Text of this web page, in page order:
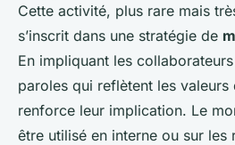
Cette activité, plus rare mais
s’inscrit dans une stratégie de
En impliquant les
paroles qui reflètent les valeurs
renforce leur implication. Le
être utilisé en interne ou sur les